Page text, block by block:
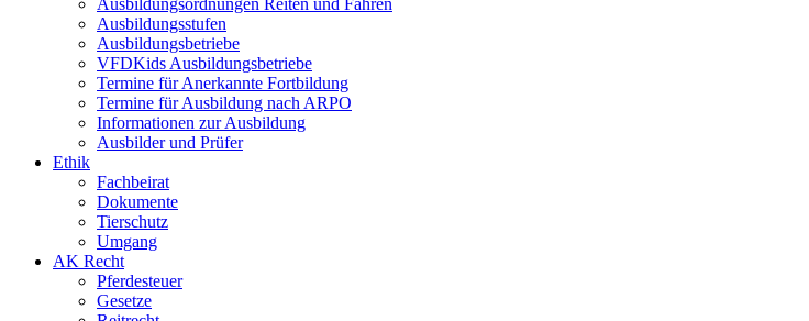
Ausbildungsordnungen Reiten und Fahren
Ausbildungsstufen
Ausbildungsbetriebe
VFDKids Ausbildungsbetriebe
Termine für Anerkannte Fortbildung
Termine für Ausbildung nach ARPO
Informationen zur Ausbildung
Ausbilder und Prüfer
Ethik
Fachbeirat
Dokumente
Tierschutz
Umgang
AK Recht
Pferdesteuer
Gesetze